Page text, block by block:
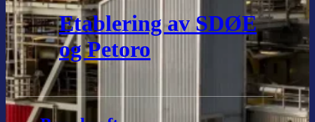
Etablering av SDØE
og Petoro